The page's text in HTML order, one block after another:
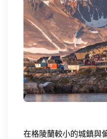
在格陵蘭較小的城鎮與